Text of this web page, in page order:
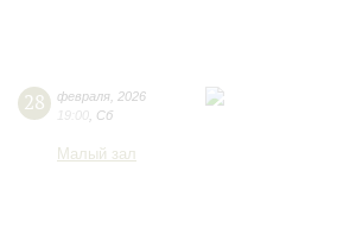
28 февраля 2026
19:00 Сб
Малый зал